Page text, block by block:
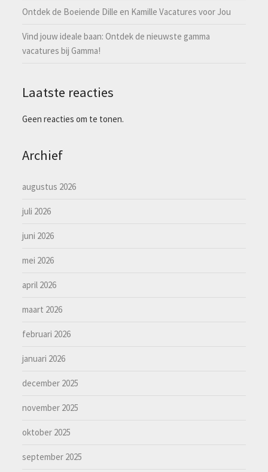
Ontdek de Boeiende Dille en Kamille Vacatures voor Jou
Vind jouw ideale baan: Ontdek de nieuwste gamma
vacatures bij Gamma!
Laatste reacties
Geen reacties om te tonen.
Archief
augustus 2026
juli 2026
juni 2026
mei 2026
april 2026
maart 2026
februari 2026
januari 2026
december 2025
november 2025
oktober 2025
september 2025